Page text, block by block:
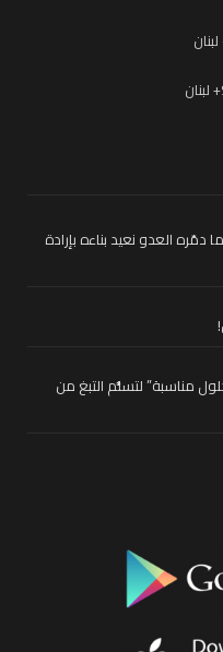
العدو نعيد بناءه بإرادة
مناسبة” لتسلُّم التبغ من